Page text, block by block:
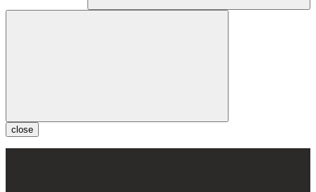
close